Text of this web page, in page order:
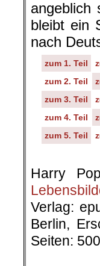
angeblich
bleibt ein
nach
zum 1. Teil
zum 2. Teil
zum 3. Teil
zum 4. Teil
zum 5. Teil
Harry
Verlag:
Berlin,
Seiten: